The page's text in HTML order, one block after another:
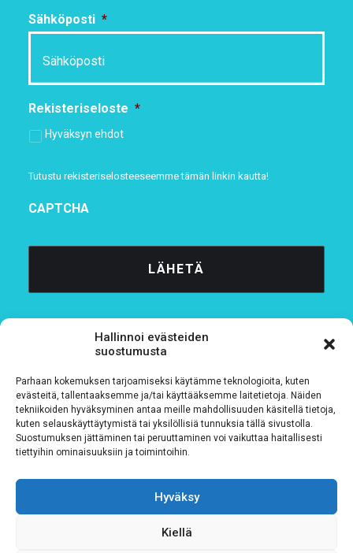
Hallinnoi evästeiden
suostumusta
Parhaan kokemuksen tarjoamiseksi käytämme teknologioita, kuten
evästeitä, tallentaaksemme ja/tai käyttääksemme laitetietoja. Näiden
tekniikoiden hyväksyminen antaa meille mahdollisuuden käsitellä tietoja,
kuten selauskäyttäytymistä tai yksilöllisiä tunnuksia tällä sivustolla.
Suostumuksen jättäminen tai peruuttaminen voi vaikuttaa haitallisesti
tiettyihin ominaisuuksiin ja toimintoihin.
Hyväksy
Kiellä
Sähköposti *
Rekisteriseloste *
Hyväksyn ehdot
Tutustu rekisteriselosteeseemmetämän linkin kautta!
CAPTCHA
Tietosuojaseloste
Verkkolaskutustiedot